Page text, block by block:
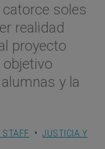
soles
realidad
proyecto
y la
STAFF
JUSTICIA Y